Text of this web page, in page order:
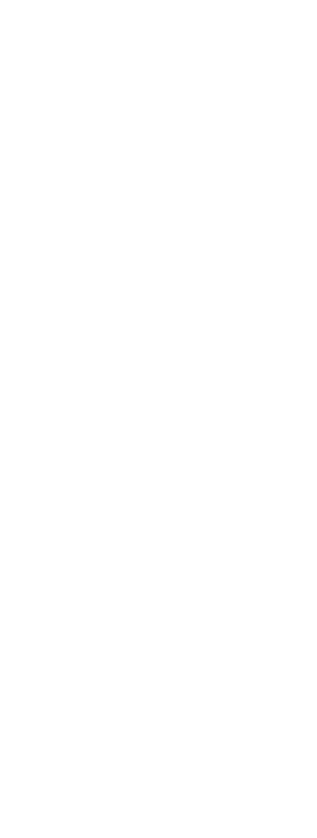
о чем песня) и функциональный тренинг.
оставаться доступными для людей без танцевального
нагрузки. Интервальная тренировка. Состоит
4 минуты — это один цикл Табата. Между циклами
цикла. В протокол Табата можно включать